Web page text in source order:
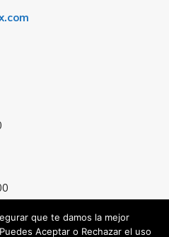
que te damos la mejor
Aceptar o Rechazar el uso